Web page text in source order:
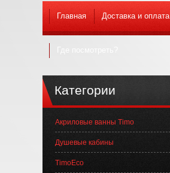
Главная Доставка и оплата
Категории
Акриловые ванны Timo
Душевые кабины
TimoEco